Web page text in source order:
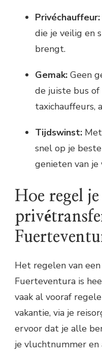
Privéchauffeur:
die je veilig en
brengt.
Gemak: Geen
de juiste bus
taxichauffeurs,
Tijdswinst:
snel op je
genieten van je
Hoe regel je
Het regelen van
Fuerteventura is
vaak al vooraf
vakantie, via je
ervoor dat je alle
je vluchtnummer